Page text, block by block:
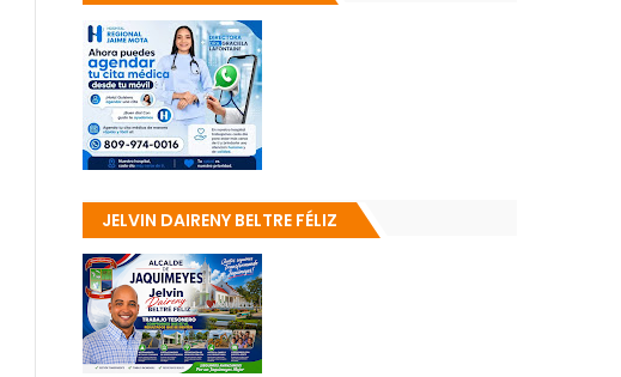
JELVIN DAIRENY BELTRE FÉLIZ